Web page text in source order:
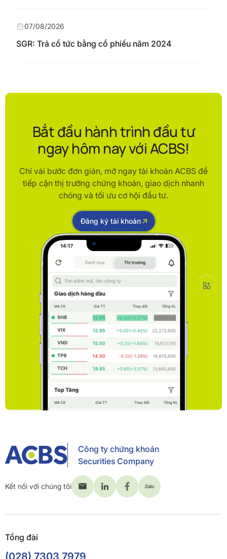
SGR: Trả cổ tức bằng cổ phiếu năm 2024
07/08/2026
Bắt đầu hành trình đầu tư
ngay hôm nay với ACBS!
Chỉ vài bước đơn giản, mở ngay tài khoản ACBS để
tiếp cận thị trường chứng khoán, giao dịch nhanh
chóng và tối ưu cơ hội đầu tư.
Đăng ký tài khoản
Công ty chứng khoán
Securities Company
Kết nối với chúng tôi
Tổng đài
(028) 7303 7979